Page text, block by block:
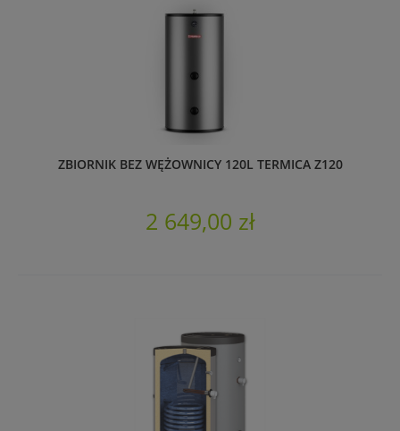
ZBIORNIK BEZ WĘŻOWNICY 120L TERMICA Z120
2 649,00 zł